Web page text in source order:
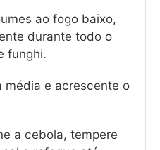
ao fogo baixo,
durante todo o
funghi.
média e acrescente o
a cebola, tempere